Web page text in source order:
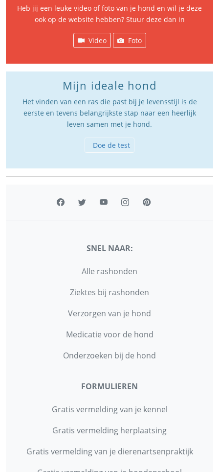
Heb jij een leuke video of foto van je hond en wil je deze
ook op de website hebben? Stuur deze dan in
Video Foto
Mijn ideale hond
Het vinden van een ras die past bij je levensstijl is de
eerste en tevens belangrijkste stap naar een heerlijk
leven samen met je hond.
Doe de test
SNEL NAAR:
Alle rashonden
Ziektes bij rashonden
Verzorgen van je hond
Medicatie voor de hond
Onderzoeken bij de hond
FORMULIEREN
Gratis vermelding van je kennel
Gratis vermelding herplaatsing
Gratis vermelding van je dierenartsenpraktijk